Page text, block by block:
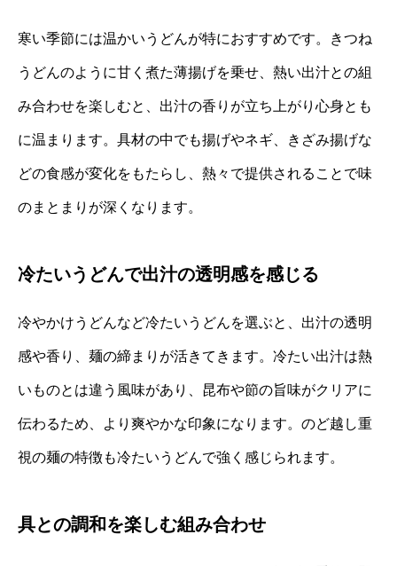
寒い季節には温かいうどんが特におすすめです。きつね
うどんのように甘く煮た薄揚げを乗せ、熱い出汁との組
み合わせを楽しむと、出汁の香りが立ち上がり心身とも
に温まります。具材の中でも揚げやネギ、きざみ揚げな
どの食感が変化をもたらし、熱々で提供されることで味
のまとまりが深くなります。
冷たいうどんで出汁の透明感を感じる
冷やかけうどんなど冷たいうどんを選ぶと、出汁の透明
感や香り、麺の締まりが活きてきます。冷たい出汁は熱
いものとは違う風味があり、昆布や節の旨味がクリアに
伝わるため、より爽やかな印象になります。のど越し重
視の麺の特徴も冷たいうどんで強く感じられます。
具との調和を楽しむ組み合わせ